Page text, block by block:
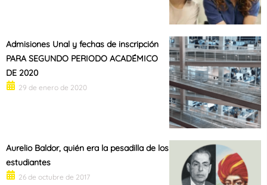
Admisiones Unal y fechas de inscripción
PARA SEGUNDO PERIODO ACADÉMICO
DE 2020
29 de enero de 2020
Aurelio Baldor, quién era la pesadilla de los
estudiantes
26 de octubre de 2017